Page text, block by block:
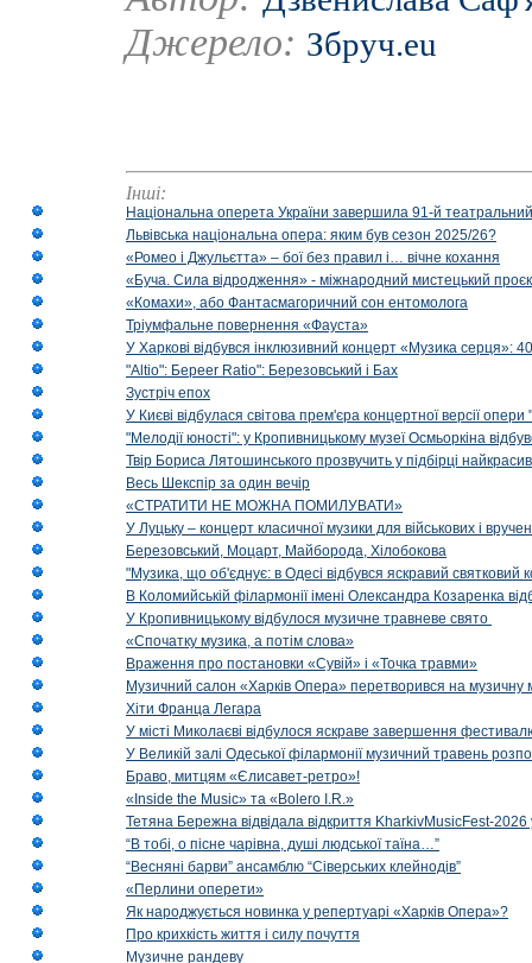
Джерело: Збруч.eu
Інші:
Національна оперета України завершила 91-й
Львівська національна опера: яким був сезон 2025/26?
«Ромео і Джульєтта» – бої без правил і… вічне кохання
«Буча. Сила відродження» - міжнародний мистецький
«Комахи», або Фантасмагоричний сон ентомолога
Тріумфальне повернення «Фауста»
У Харкові відбувся інклюзивний концерт «Музика серця»:
"Altio": Береer Ratio": Березовський і Бах
Зустріч епох
У Києві відбулася світова прем'єра концертної версії
"Мелодії юності": у Кропивницькому музеї Осмьоркіна
Твір Бориса Лятошинського прозвучить у підбірці
Весь Шекспір за один вечір
«СТРАТИТИ НЕ МОЖНА ПОМИЛУВАТИ»
У Луцьку – концерт класичної музики для військових і
Березовський, Моцарт, Майборода, Хілобокова
"Музика, що об'єднує: в Одесі відбувся яскравий
В Коломийській філармонії імені Олександра Козаренка
У Кропивницькому відбулося музичне травневе свято
«Спочатку музика, а потім слова»
Враження про постановки «Сувій» і «Точка травми»
Музичний салон «Харків Опера» перетворився на музичну
Хіти Франца Легара
У місті Миколаєві відбулося яскраве завершення
У Великій залі Одеської філармонії музичний травень
Браво, митцям «Єлисавет-ретро»!
«Inside the Music» та «Bolero I.R.»
Тетяна Бережна відвідала відкриття KharkivMusicFest-2026
“В тобі, о пісне чарівна, душі людської таїна…”
“Весняні барви” ансамблю “Сіверських клейнодів”
«Перлини оперети»
Як народжується новинка у репертуарі «Харків Опера»?
Про крихкість життя і силу почуття
Музичне рандеву